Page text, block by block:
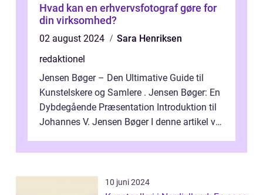
Hvad kan en erhvervsfotograf gøre for
din virksomhed?
02 august 2024
Sara Henriksen
redaktionel
Jensen Bøger – Den Ultimative Guide til
Kunstelskere og Samlere . Jensen Bøger: En
Dybdegående Præsentation Introduktion til
Johannes V. Jensen Bøger I denne artikel vil
10 juni 2024